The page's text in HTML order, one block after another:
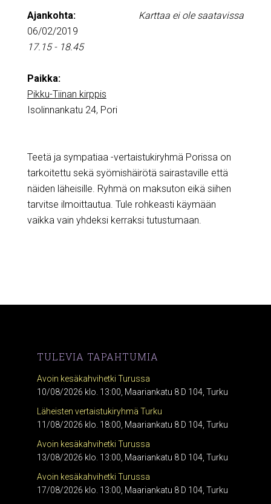
Karttaa ei ole saatavissa
Ajankohta:
06/02/2019
17.15 - 18.45
Paikka:
Pikku-Tiinan kirppis
Isolinnankatu 24, Pori
Teetä ja sympatiaa -vertaistukiryhmä Porissa on
tarkoitettu sekä syömishäirötä sairastaville että
näiden läheisille. Ryhmä on maksuton eikä siihen
tarvitse ilmoittautua. Tule rohkeasti käymään
vaikka vain yhdeksi kerraksi tutustumaan.
TULEVIA TAPAHTUMIA
Avoin kesäkahvihetki Turussa
10/08/2026 klo. 13:00, Maariankatu 8 D 104, Turku
Läheisten vertaistukiryhmä Turku
11/08/2026 klo. 18:00, Maariankatu 8 D 104, Turku
Avoin kesäkahvihetki Turussa
13/08/2026 klo. 13:00, Maariankatu 8 D 104, Turku
Avoin kesäkahvihetki Turussa
17/08/2026 klo. 13:00, Maariankatu 8 D 104, Turku